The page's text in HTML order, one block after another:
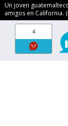
Un joven
amigos en California.
4